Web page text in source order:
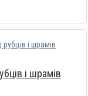
і шрамів